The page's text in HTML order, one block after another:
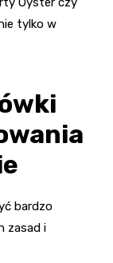
tylko w
bardzo
zasad i